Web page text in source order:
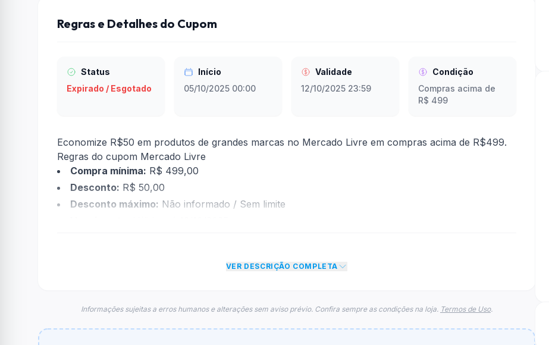
Regras e Detalhes do Cupom
Status
Expirado / Esgotado
Início
05/10/2025 00:00
Validade
12/10/2025 23:59
Condição
Compras acima de
R$ 499
Economize R$50 em produtos de grandes marcas no Mercado Livre em compras acima de R$499.
Regras do cupom Mercado Livre
Compra mínima: R$ 499,00
Desconto: R$ 50,00
Desconto máximo: Não informado / Sem limite
foram econtradas informações sobre restrição de teto máximo para esse cupom.
O código é
ativado direto no link
De quanto é o desconto?
VER DESCRIÇÃO COMPLETA
Informações sujeitas a erros humanos e alterações sem aviso prévio. Confira sempre as condições na loja. Termos de Uso.